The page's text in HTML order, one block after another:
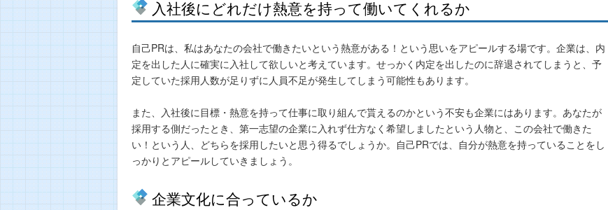
入社後にどれだけ熱意を持って働いてくれるか
自己PRは、私はあなたの会社で働きたいという熱意がある！という思いをアピールする場です。企業は、内
定を出した人に確実に入社して欲しいと考えています。せっかく内定を出したのに辞退されてしまうと、予
定していた採用人数が足りずに人員不足が発生してしまう可能性もあります。
また、入社後に目標・熱意を持って仕事に取り組んで貰えるのかという不安も企業にはあります。あなたが
採用する側だったとき、第一志望の企業に入れず仕方なく希望しましたという人物と、この会社で働きた
い！という人、どちらを採用したいと思う得るでしょうか。自己PRでは、自分が熱意を持っていることをし
っかりとアピールしていきましょう。
企業文化に合っているか